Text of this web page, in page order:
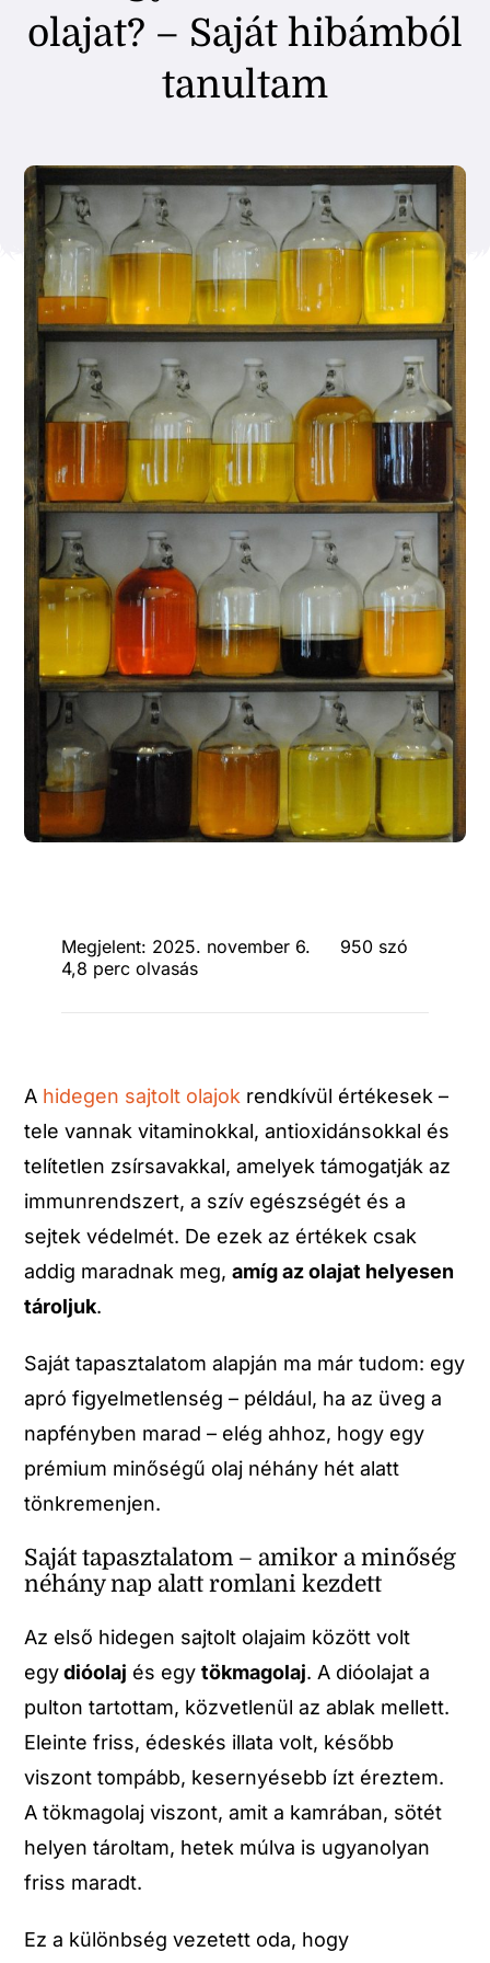
olajat? – Saját hibámból
tanultam
Megjelent: 2025. november 6.
950 szó
4,8 perc olvasás
A hidegen sajtolt olajok rendkívül értékesek –
tele vannak vitaminokkal, antioxidánsokkal és
telítetlen zsírsavakkal, amelyek támogatják az
immunrendszert, a szív egészségét és a
sejtek védelmét. De ezek az értékek csak
addig maradnak meg,amíg az olajat helyesen
tároljuk.
Saját tapasztalatom alapján ma már tudom: egy
apró figyelmetlenség – például, ha az üveg a
napfényben marad – elég ahhoz, hogy egy
prémium minőségű olaj néhány hét alatt
tönkremenjen.
Saját tapasztalatom – amikor a minőség
néhány nap alatt romlani kezdett
Az első hidegen sajtolt olajaim között volt
egydióolaj és egytökmagolaj. A dióolajat a
pulton tartottam, közvetlenül az ablak mellett.
Eleinte friss, édeskés illata volt, később
viszont tompább, kesernyésebb ízt éreztem.
A tökmagolaj viszont, amit a kamrában, sötét
helyen tároltam, hetek múlva is ugyanolyan
friss maradt.
Ez a különbség vezetett oda, hogy